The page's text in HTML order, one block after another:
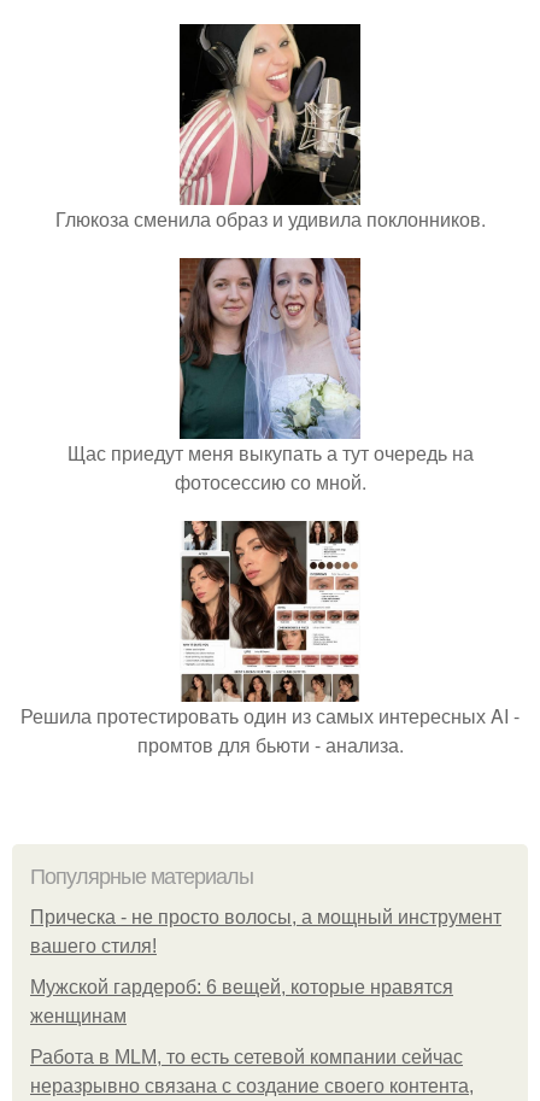
Глюкоза сменила образ и удивила поклонников.
Щас приедут меня выкупать а тут очередь на
фотосессию со мной.
Решила протестировать один из самых интересных AI -
промтов для бьюти - анализа.
Популярные материалы
Прическа - не просто волосы, а мощный инструмент
вашего стиля!
Мужской гардероб: 6 вещей, которые нравятся
женщинам
Работа в MLM, то есть сетевой компании сейчас
неразрывно связана с создание своего контента,